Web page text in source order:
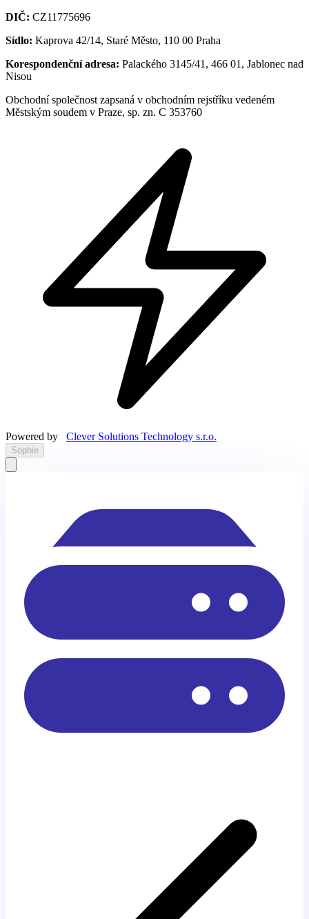
DIČ: CZ11775696
Sídlo: Kaprova 42/14, Staré Město, 110 00 Praha
Korespondenční adresa: Palackého 3145/41, 466 01, Jablonec nad
Nisou
Obchodní společnost zapsaná v obchodním rejstříku vedeném
Městským soudem v Praze, sp. zn. C 353760
Powered by Clever Solutions Technology s.r.o.
Sophie